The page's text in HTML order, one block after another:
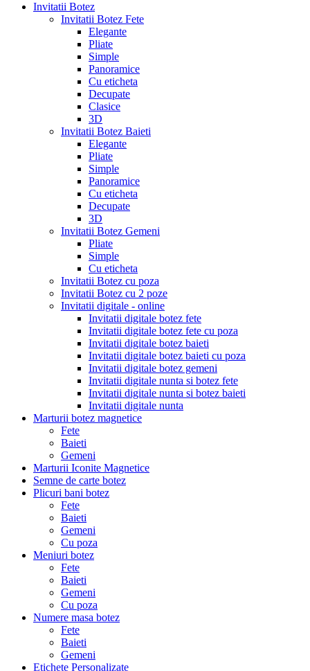
Invitatii Botez
Invitatii Botez Fete
Elegante
Pliate
Simple
Panoramice
Cu eticheta
Decupate
Clasice
3D
Invitatii Botez Baieti
Elegante
Pliate
Simple
Panoramice
Cu eticheta
Decupate
3D
Invitatii Botez Gemeni
Pliate
Simple
Cu eticheta
Invitatii Botez cu poza
Invitatii Botez cu 2 poze
Invitatii digitale - online
Invitatii digitale botez fete
Invitatii digitale botez fete cu poza
Invitatii digitale botez baieti
Invitatii digitale botez baieti cu poza
Invitatii digitale botez gemeni
Invitatii digitale nunta si botez fete
Invitatii digitale nunta si botez baieti
Invitatii digitale nunta
Marturii botez magnetice
Fete
Baieti
Gemeni
Marturii Iconite Magnetice
Semne de carte botez
Plicuri bani botez
Fete
Baieti
Gemeni
Cu poza
Meniuri botez
Fete
Baieti
Gemeni
Cu poza
Numere masa botez
Fete
Baieti
Gemeni
Etichete Personalizate